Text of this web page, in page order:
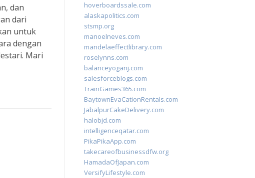
dan
dari
untuk
dengan
Mari
hoverboardssale.com
alaskapolitics.com
stsmp.org
manoelneves.com
mandelaeffectlibrary.com
roselynns.com
balanceyoganj.com
salesforceblogs.com
TrainGames365.com
BaytownEvaCationRentals.com
JabalpurCakeDelivery.com
halobjd.com
intelligenceqatar.com
PikaPikaApp.com
takecareofbusinessdfw.org
HamadaOfJapan.com
VersifyLifestyle.com